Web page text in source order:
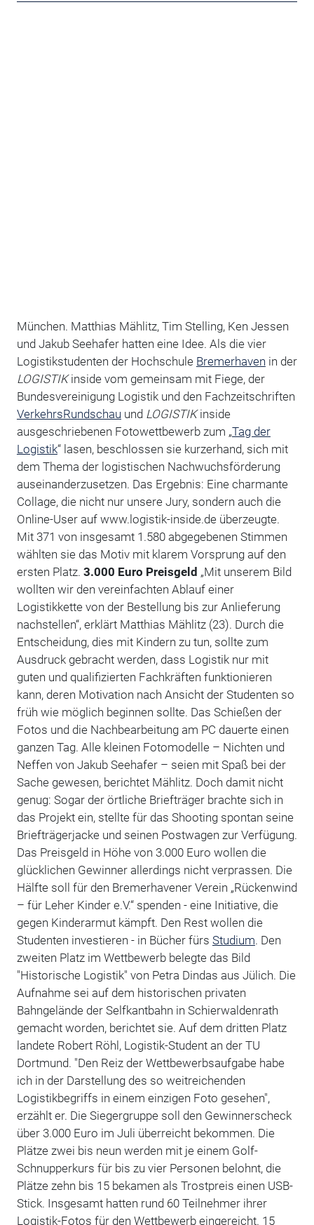
München. Matthias Mählitz, Tim Stelling, Ken Jessen
und Jakub Seehafer hatten eine Idee. Als die vier
Logistikstudenten der Hochschule Bremerhaven in der
LOGISTIKinside vom gemeinsam mit Fiege, der
Bundesvereinigung Logistik und den Fachzeitschriften
VerkehrsRundschau und LOGISTIKinside
ausgeschriebenen Fotowettbewerb zum „Tag der
Logistik“ lasen, beschlossen sie kurzerhand, sich mit
dem Thema der logistischen Nachwuchsförderung
auseinanderzusetzen. Das Ergebnis: Eine charmante
Collage, die nicht nur unsere Jury, sondern auch die
Online-User auf www.logistik-inside.de überzeugte.
Mit 371 von insgesamt 1.580 abgegebenen Stimmen
wählten sie das Motiv mit klarem Vorsprung auf den
ersten Platz. 3.000 Euro Preisgeld „Mit unserem Bild
wollten wir den vereinfachten Ablauf einer
Logistikkette von der Bestellung bis zur Anlieferung
nachstellen“, erklärt Matthias Mählitz (23). Durch die
Entscheidung, dies mit Kindern zu tun, sollte zum
Ausdruck gebracht werden, dass Logistik nur mit
guten und qualifizierten Fachkräften funktionieren
kann, deren Motivation nach Ansicht der Studenten so
früh wie möglich beginnen sollte. Das Schießen der
Fotos und die Nachbearbeitung am PC dauerte einen
ganzen Tag. Alle kleinen Fotomodelle – Nichten und
Neffen von Jakub Seehafer – seien mit Spaß bei der
Sache gewesen, berichtet Mählitz. Doch damit nicht
genug: Sogar der örtliche Briefträger brachte sich in
das Projekt ein, stellte für das Shooting spontan seine
Briefträgerjacke und seinen Postwagen zur Verfügung.
Das Preisgeld in Höhe von 3.000 Euro wollen die
glücklichen Gewinner allerdings nicht verprassen. Die
Hälfte soll für den Bremerhavener Verein „Rückenwind
– für Leher Kinder e.V.“ spenden - eine Initiative, die
gegen Kinderarmut kämpft. Den Rest wollen die
Studenten investieren - in Bücher fürs Studium. Den
zweiten Platz im Wettbewerb belegte das Bild
"Historische Logistik" von Petra Dindas aus Jülich. Die
Aufnahme sei auf dem historischen privaten
Bahngelände der Selfkantbahn in Schierwaldenrath
gemacht worden, berichtet sie. Auf dem dritten Platz
landete Robert Röhl, Logistik-Student an der TU
Dortmund. "Den Reiz der Wettbewerbsaufgabe habe
ich in der Darstellung des so weitreichenden
Logistikbegriffs in einem einzigen Foto gesehen",
erzählt er. Die Siegergruppe soll den Gewinnerscheck
über 3.000 Euro im Juli überreicht bekommen. Die
Plätze zwei bis neun werden mit je einem Golf-
Schnupperkurs für bis zu vier Personen belohnt, die
Plätze zehn bis 15 bekamen als Trostpreis einen USB-
Stick. Insgesamt hatten rund 60 Teilnehmer ihrer
Logistik-Fotos für den Wettbewerb eingereicht. 15